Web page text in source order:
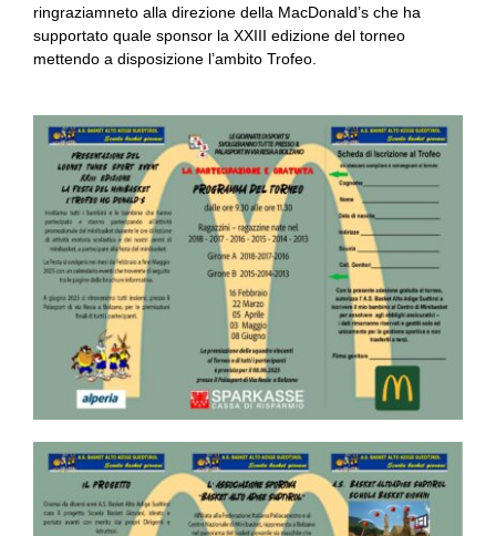
ringraziamneto alla direzione della MacDonald’s che ha
supportato quale sponsor la XXIII edizione del torneo
mettendo a disposizione l’ambito Trofeo.